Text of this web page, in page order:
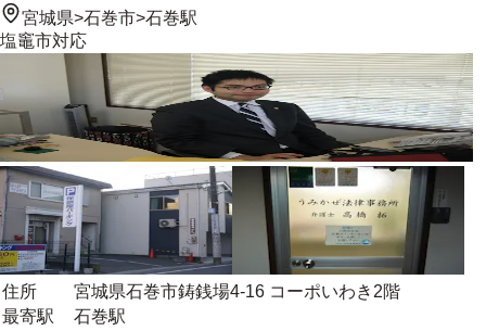
宮城県>石巻市>石巻駅
塩竈市対応
住所
宮城県石巻市鋳銭場4-16 コーポいわき2階
最寄駅
石巻駅